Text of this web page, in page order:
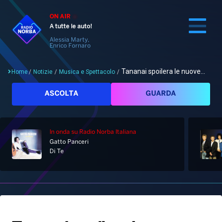
ON AIR
A tutte le auto!
Alessia Marty,
Enrico Fornaro
Cerca
Home
Palinsesto
Notizie
Home/ Notizie / Musica e Spettacolo / Tananai spoilera le nuove...
ASCOLTA GUARDA
In onda su Radio Norba Italiana
Gatto Panceri
Di Te